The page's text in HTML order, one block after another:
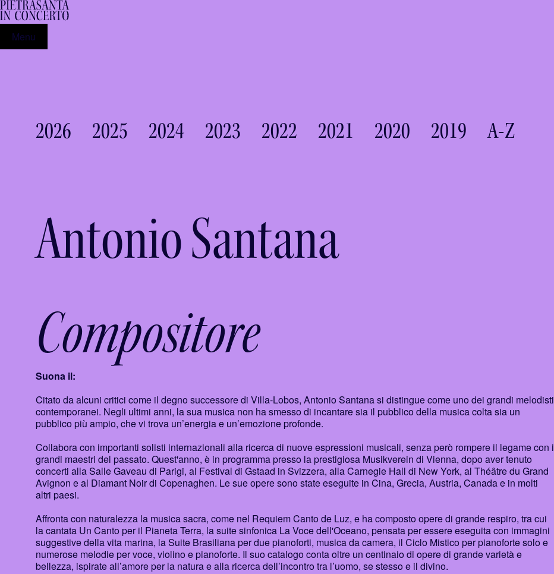
Menu
2026 2025 2024 2023 2022 2021 2020 2019 A-Z
Antonio Santana
Compositore
Suona il:
Citato da alcuni critici come il degno successore di Villa-Lobos, Antonio Santana si distingue come uno dei grandi melodisti
contemporanei. Negli ultimi anni, la sua musica non ha smesso di incantare sia il pubblico della musica colta sia un
pubblico più ampio, che vi trova un’energia e un’emozione profonde.
Collabora con importanti solisti internazionali alla ricerca di nuove espressioni musicali, senza però rompere il legame con i
grandi maestri del passato. Quest'anno, è in programma presso la prestigiosa Musikverein di Vienna, dopo aver tenuto
concerti alla Salle Gaveau di Parigi, al Festival di Gstaad in Svizzera, alla Carnegie Hall di New York, al Théâtre du Grand
Avignon e al Diamant Noir di Copenaghen. Le sue opere sono state eseguite in Cina, Grecia, Austria, Canada e in molti
altri paesi.
Affronta con naturalezza la musica sacra, come nel Requiem Canto de Luz, e ha composto opere di grande respiro, tra cui
la cantata Un Canto per il Pianeta Terra, la suite sinfonica La Voce dell'Oceano, pensata per essere eseguita con immagini
suggestive della vita marina, la Suite Brasiliana per due pianoforti, musica da camera, il Ciclo Mistico per pianoforte solo e
numerose melodie per voce, violino e pianoforte. Il suo catalogo conta oltre un centinaio di opere di grande varietà e
bellezza, ispirate all’amore per la natura e alla ricerca dell’incontro tra l’uomo, se stesso e il divino.